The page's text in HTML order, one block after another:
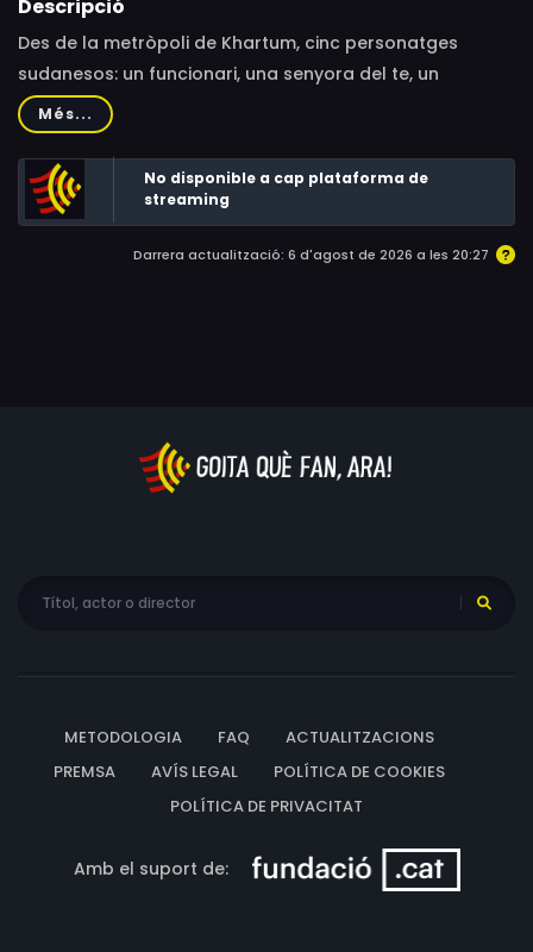
Descripció
Des de la metròpoli de Khartum, cinc personatges
sudanesos: un funcionari, una senyora del te, un
voluntari del comitè de resistència i dos nois del carrer,
tots a la recerca de la llibertat, entreteixeixen
inesperadament les seves històries a través de somnis
animats, revolucions de carrer i una guerra civil.
Més...
No disponible a cap plataforma de
streaming
Darrera actualització: 6 d'agost de 2026 a les 20:27
METODOLOGIA FAQ
ACTUALITZACIONS
PREMSA
AVÍS LEGAL
POLÍTICA DE COOKIES
POLÍTICA DE PRIVACITAT
Amb el suport de: